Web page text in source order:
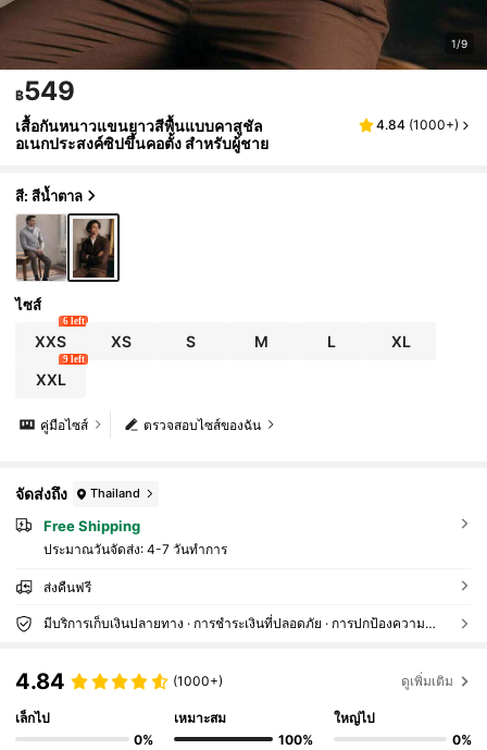
1/9
฿549
เสื้อกันหนาวแขนยาวสีพื้นแบบคาสูชัล
อเนกประสงค์ซิปขึ้นคอตั้ง สำหรับผู้ชาย
4.84 (1000+)
สี: สีน้ำตาล
ไซส์
XXS
6 left
XS S M L XL
XXL
9 left
ตรวจสอบไซส์ของฉัน
คู่มือไซส์
จัดส่งถึง Thailand
Free Shipping
ประมาณวันจัดส่ง: 4-7 วันทำการ
ส่งคืนฟรี
มีบริการเก็บเงินปลายทาง · การชำระเงินที่ปลอดภัย · การปกป้องความเป็นส่วนตัว
4.84 (1000+) ดูเพิ่มเติม
เล็กไป
0%
เหมาะสม
100%
ใหญ่ไป
0%